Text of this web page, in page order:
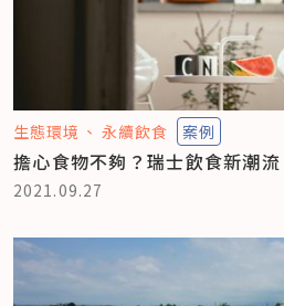
生態環境 永續飲食 案例
擔心食物不夠？瑞士飲食新潮
2021.09.27